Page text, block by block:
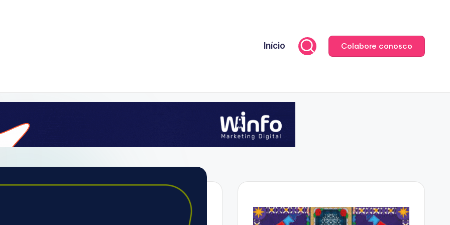
Início Colabore conosco